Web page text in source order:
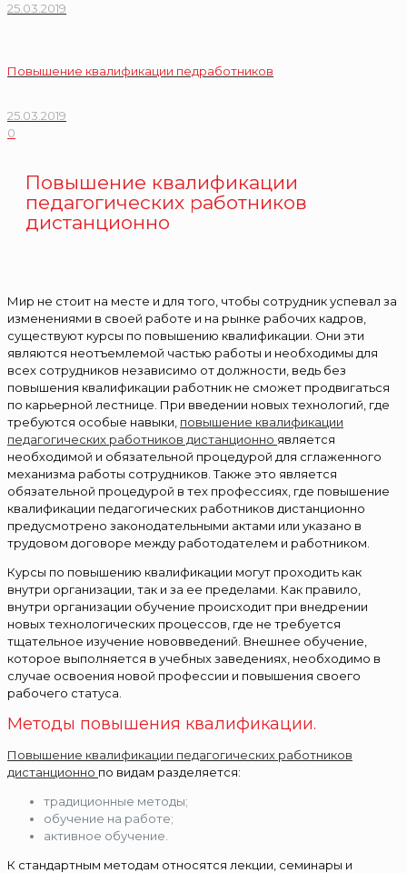
25.03.2019
Повышение квалификации педработников
25.03.2019
0
Повышение квалификации
педагогических работников
дистанционно
Мир не стоит на месте и для того, чтобы сотрудник успевал за
изменениями в своей работе и на рынке рабочих кадров,
существуют курсы по повышению квалификации. Они эти
являются неотъемлемой частью работы и необходимы для
всех сотрудников независимо от должности, ведь без
повышения квалификации работник не сможет продвигаться
по карьерной лестнице. При введении новых технологий, где
требуются особые навыки, повышение квалификации
педагогических работников дистанционно является
необходимой и обязательной процедурой для сглаженного
механизма работы сотрудников. Также это является
обязательной процедурой в тех профессиях, где повышение
квалификации педагогических работников дистанционно
предусмотрено законодательными актами или указано в
трудовом договоре между работодателем и работником.
Курсы по повышению квалификации могут проходить как
внутри организации, так и за ее пределами. Как правило,
внутри организации обучение происходит при внедрении
новых технологических процессов, где не требуется
тщательное изучение нововведений. Внешнее обучение,
которое выполняется в учебных заведениях, необходимо в
случае освоения новой профессии и повышения своего
рабочего статуса.
Методы повышения квалификации.
Повышение квалификации педагогических работников
дистанционно по видам разделяется:
традиционные методы;
обучение на работе;
активное обучение.
К стандартным методам относятся лекции, семинары и